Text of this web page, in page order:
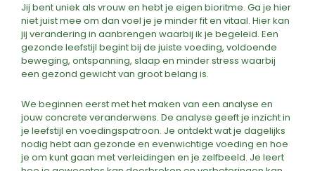
Jij bent uniek als vrouw en hebt je eigen bioritme. Ga je hier
niet juist mee om dan voel je je minder fit en vitaal. Hier kan
jij verandering in aanbrengen waarbij ik je begeleid. Een
gezonde leefstijl begint bij de juiste voeding, voldoende
beweging, ontspanning, slaap en minder stress waarbij
een gezond gewicht van groot belang is.
We beginnen eerst met het maken van een analyse en
jouw concrete veranderwens. De analyse geeft je inzicht in
je leefstijl en voedingspatroon. Je ontdekt wat je dagelijks
nodig hebt aan gezonde en evenwichtige voeding en hoe
je om kunt gaan met verleidingen en je zelfbeeld. Je leert